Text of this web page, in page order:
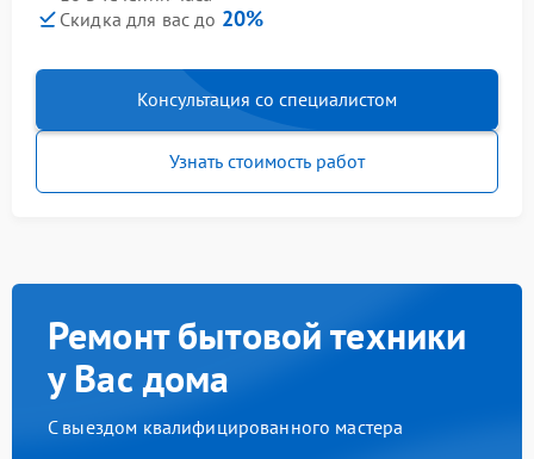
Скидка для вас до 20%
Консультация со специалистом
Узнать стоимость работ
Ремонт бытовой техники
у Вас дома
С выездом квалифицированного мастера